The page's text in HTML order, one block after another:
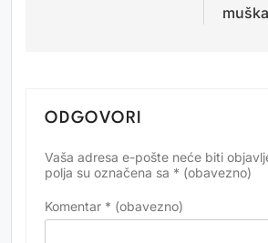
ODGOVORI
Vaša adresa e-pošte neće biti
polja su označena sa * (obavezno)
Komentar * (obavezno)
Alternative: